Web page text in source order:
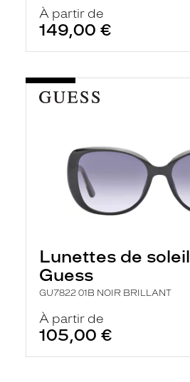
À partir de
149,00 €
Lunettes de soleil
Guess
GU7822 01B NOIR BRILLANT
À partir de
105,00 €